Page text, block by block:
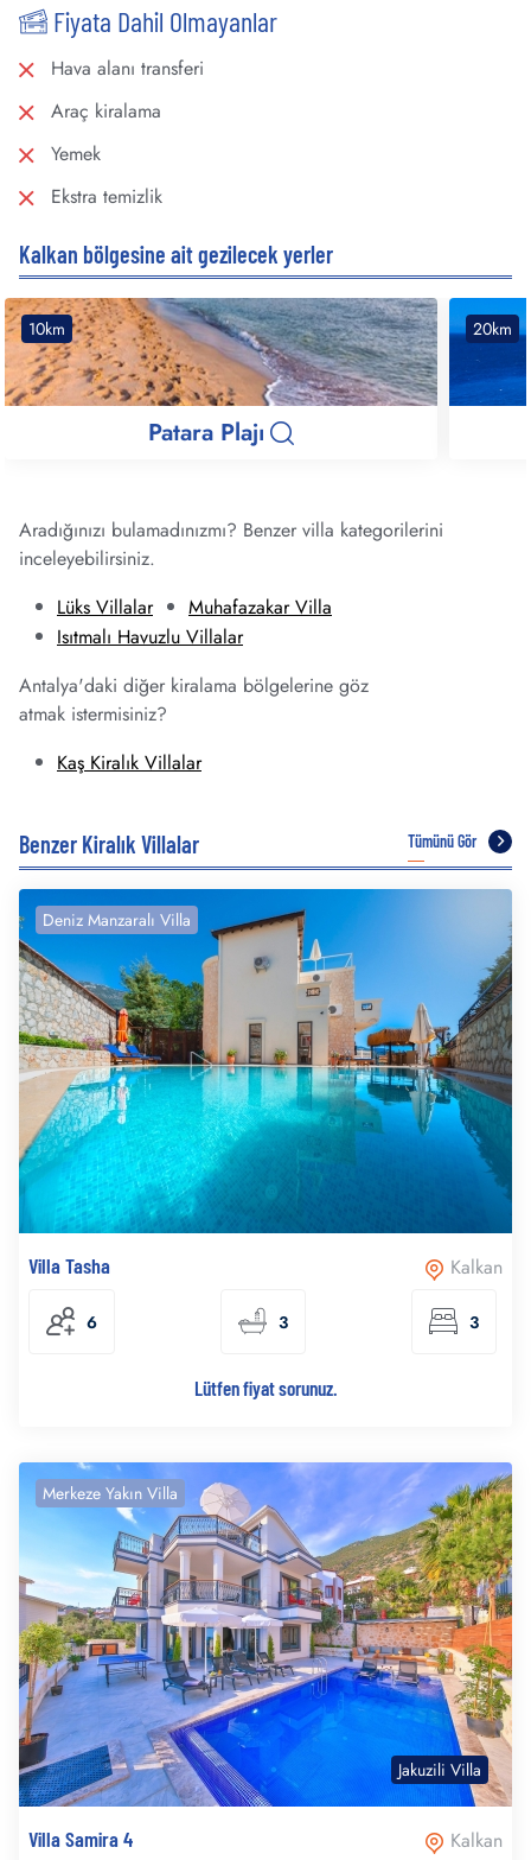
Fiyata Dahil Olmayanlar
Hava alanı transferi
Araç kiralama
Yemek
Ekstra temizlik
Kalkan bölgesine ait gezilecek yerler
10km
Patara Plajı
20km
Aradığınızı bulamadınızmı? Benzer villa kategorilerini
inceleyebilirsiniz.
Lüks Villalar
Muhafazakar Villa
Isıtmalı Havuzlu Villalar
Antalya'daki diğer kiralama bölgelerine göz
atmak istermisiniz?
Kaş Kiralık Villalar
Benzer Kiralık Villalar Tümünü Gör
Deniz Manzaralı Villa
Kalkan
Villa Tasha
6 3 3
Lütfen fiyat sorunuz.
Merkeze Yakın Villa
Jakuzili Villa
Kalkan
Villa Samira 4